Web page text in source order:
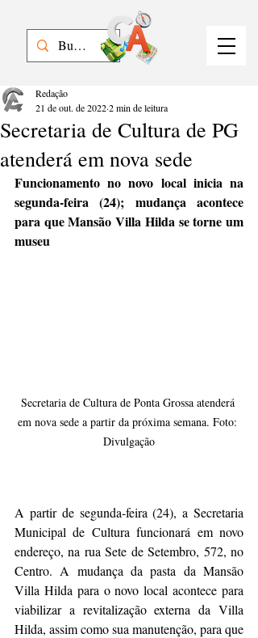
Secretaria de Cultura de PG
atenderá em nova sede
Redação
21 de out. de 20222 min de leitura
Funcionamento no novo local inicia na
segunda-feira (24); mudança acontece
para que Mansão Villa Hilda se torne um
museu
Secretaria de Cultura de Ponta Grossa atenderá
em nova sede a partir da próxima semana. Foto:
Divulgação
A partir de segunda-feira (24), a Secretaria
Municipal de Cultura funcionará em novo
endereço, na rua Sete de Setembro, 572, no
Centro. A mudança da pasta da Mansão
Villa Hilda para o novo local acontece para
viabilizar a revitalização externa da Villa
Hilda, assim como sua manutenção, para que